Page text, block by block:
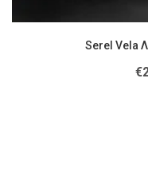
Serel Vela
€